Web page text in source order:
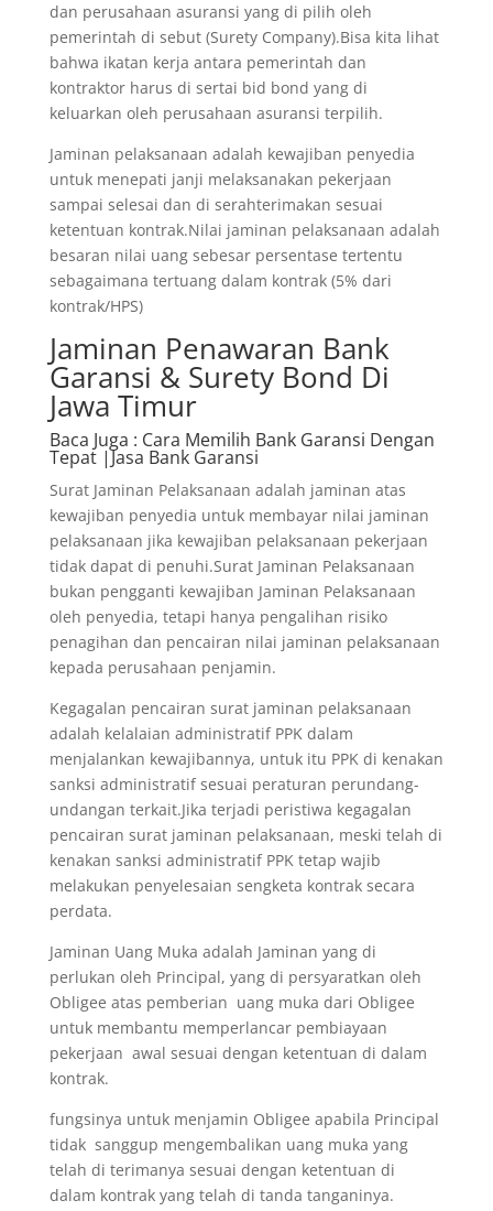
dan perusahaan asuransi yang di pilih oleh
pemerintah di sebut (Surety Company).Bisa kita lihat
bahwa ikatan kerja antara pemerintah dan
kontraktor harus di sertai bid bond yang di
keluarkan oleh perusahaan asuransi terpilih.
Jaminan pelaksanaan adalah kewajiban penyedia
untuk menepati janji melaksanakan pekerjaan
sampai selesai dan di serahterimakan sesuai
ketentuan kontrak.Nilai jaminan pelaksanaan adalah
besaran nilai uang sebesar persentase tertentu
sebagaimana tertuang dalam kontrak (5% dari
kontrak/HPS)
Jaminan Penawaran Bank
Garansi & Surety Bond Di
Jawa Timur
Baca Juga : Cara Memilih Bank Garansi Dengan
Tepat |Jasa Bank Garansi
Surat Jaminan Pelaksanaan adalah jaminan atas
kewajiban penyedia untuk membayar nilai jaminan
pelaksanaan jika kewajiban pelaksanaan pekerjaan
tidak dapat di penuhi.Surat Jaminan Pelaksanaan
bukan pengganti kewajiban Jaminan Pelaksanaan
oleh penyedia, tetapi hanya pengalihan risiko
penagihan dan pencairan nilai jaminan pelaksanaan
kepada perusahaan penjamin.
Kegagalan pencairan surat jaminan pelaksanaan
adalah kelalaian administratif PPK dalam
menjalankan kewajibannya, untuk itu PPK di kenakan
sanksi administratif sesuai peraturan perundang-
undangan terkait.Jika terjadi peristiwa kegagalan
pencairan surat jaminan pelaksanaan, meski telah di
kenakan sanksi administratif PPK tetap wajib
melakukan penyelesaian sengketa kontrak secara
perdata.
Jaminan Uang Muka adalah Jaminan yang di
perlukan oleh Principal, yang di persyaratkan oleh
Obligee atas pemberian uang muka dari Obligee
untuk membantu memperlancar pembiayaan
pekerjaan awal sesuai dengan ketentuan di dalam
kontrak.
fungsinya untuk menjamin Obligee apabila Principal
tidak sanggup mengembalikan uang muka yang
telah di terimanya sesuai dengan ketentuan di
dalam kontrak yang telah di tanda tanganinya.